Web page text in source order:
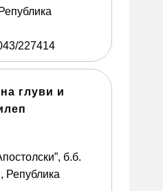
227414
глуви и
б.б.
Република